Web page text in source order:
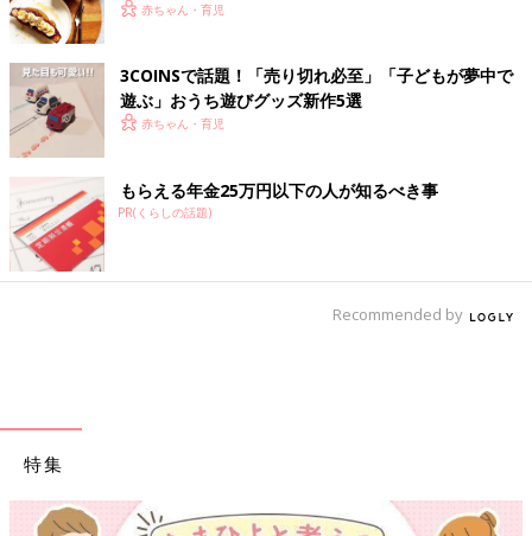
赤ちゃん・育児
3COINSで話題！「売り切れ必至」「子どもが夢中で
遊ぶ」おうち遊びグッズ新作5選
赤ちゃん・育児
もらえる年金25万円以下の人が知るべき事
PR(くらしの話題)
Recommended by
特集
【ワク